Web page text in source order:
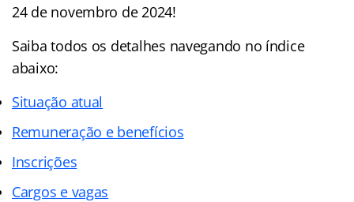
24 de novembro de 2024!
Saiba todos os detalhes navegando no índice
abaixo:
Situação atual
Remuneração e benefícios
Inscrições
Cargos e vagas